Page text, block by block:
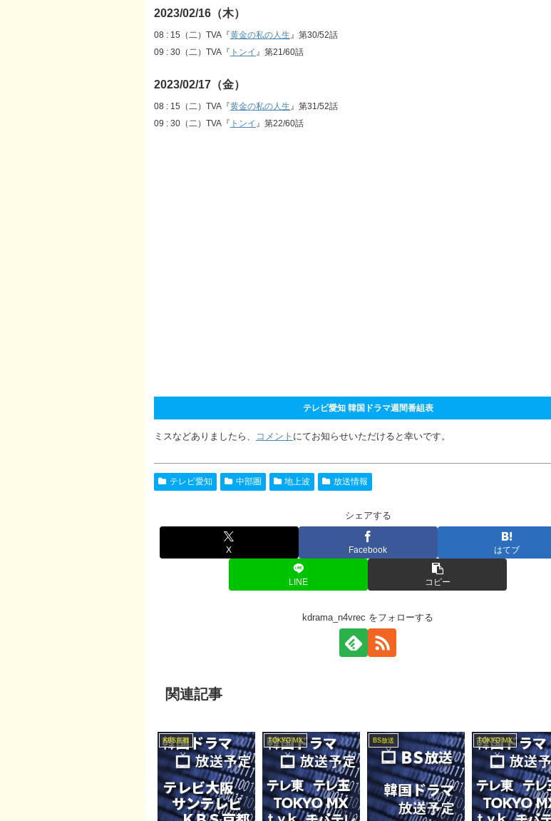
2023/02/16（木）
08 : 15（二）TVA『黄金の私の人生 』第30/52話
09 : 30（二）TVA『 トンイ 』第21/60話
2023/02/17（金）
08 : 15（二）TVA『黄金の私の人生 』第31/52話
09 : 30（二）TVA『 トンイ 』第22/60話
テレビ愛知 韓国ドラマ週間番組表
ミスなどありましたら、 コメント にてお知らせいただけると幸いです。
テレビ愛知 中部圏 地上波 放送情報
シェアする
X Facebook はてブ
LINE コピー
kdrama_n4vrec をフォローする
関連記事
KBS京都 TOKYO MX BS放送 TOKYO MX